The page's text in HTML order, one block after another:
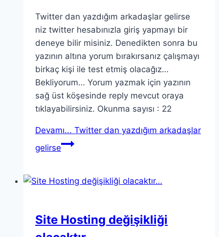
Twitter dan yazdığım arkadaşlar gelirse
niz twitter hesabınızla giriş yapmayı bir
deneye bilir misiniz. Denedikten sonra bu
yazının altına yorum bırakırsanız çalışmayı
birkaç kişi ile test etmiş olacağız…
Bekliyorum… Yorum yazmak için yazının
sağ üst köşesinde reply mevcut oraya
tıklayabilirsiniz. Okunma sayısı : 22
Devamı... Twitter dan yazdığım arkadaşlar
gelirse
Site Hosting değişikliği